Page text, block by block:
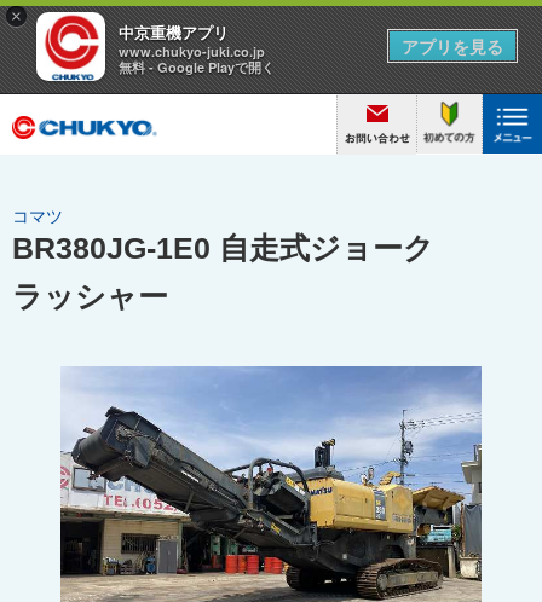
コマツ
BR380JG-1E0 自走式ジョーク
ラッシャー